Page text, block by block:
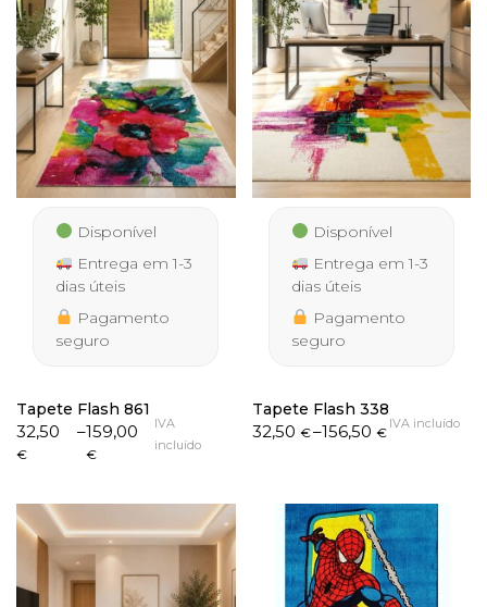
Disponível
Entrega em 1-3
dias úteis
Pagamento
seguro
Tapete Flash 861
32,50
€
–159,00
€
Price
range:
159,00 €
IVA
incluído
Disponível
Entrega em 1-3
dias úteis
Pagamento
seguro
Tapete Flash 338
32,50 €–156,50 €
Price
156,50 €
IVA incluído